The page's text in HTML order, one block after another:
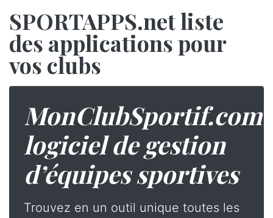
SPORTAPPS.net liste
des applications pour
vos clubs
MonClubSportif.com
logiciel de gestion
d’équipes sportives
Trouvez en un outil unique toutes les